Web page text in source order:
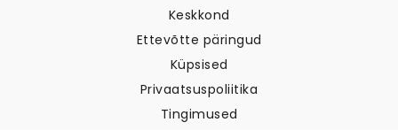
Keskkond
Ettevõtte päringud
Küpsised
Privaatsuspoliitika
Tingimused